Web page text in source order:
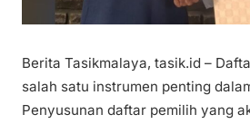
Berita Tasikmalaya, tasik.id –
salah satu instrumen penting
Penyusunan daftar pemilih yang